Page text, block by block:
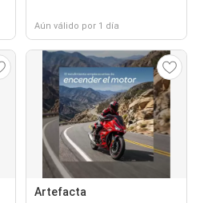
Aún válido por 1 día
Artefacta